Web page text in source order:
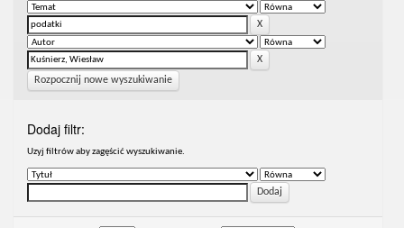
Rozpocznij nowe wyszukiwanie
Dodaj filtr:
Uzyj filtrów aby zagęścić wyszukiwanie.